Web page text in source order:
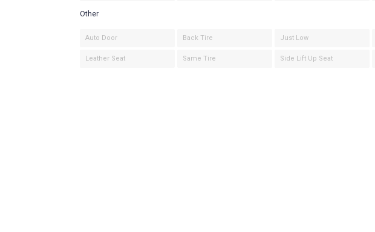
Other
Auto Door Back Tire Just Low
Leather Seat Same Tire Side Lift Up Seat